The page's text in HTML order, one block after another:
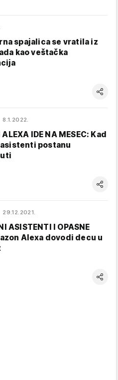
spajalica se vratila iz
kao veštačka
8.1.2022.
IDE NA MESEC: Kad
postanu
29.12.2021.
ASISTENTI I OPASNE
Alexa dovodi decu u